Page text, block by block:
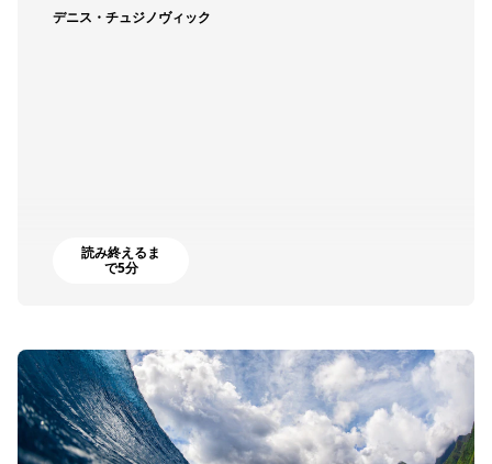
デニス・チュジノヴィック
読み終えるま
で5分